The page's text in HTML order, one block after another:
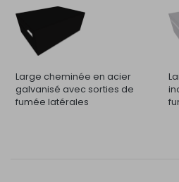
Large cheminée en acier
galvanisé avec sorties de
fumée latérales